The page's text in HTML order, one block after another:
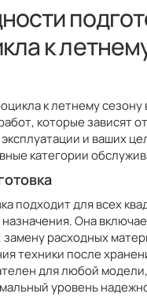
к
к летнему
которые зависят
и ваших
категории
подходит для всех
Она
расходных
техники после
для любой
уровень